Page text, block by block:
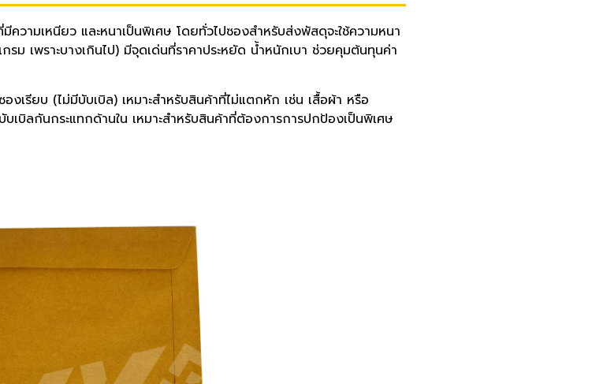
วามเหนียว และหนาเป็นพิเศษ โดยทั่วไปซองสำหรับส่งพัสดุจะใช้ความหนา
ม เพราะบางเกินไป) มีจุดเด่นที่ราคาประหยัด น้ำหนักเบา ช่วยคุมต้นทุนค่า
เรียบ (ไม่มีบับเบิล) เหมาะสำหรับสินค้าที่ไม่แตกหัก เช่น เสื้อผ้า หรือ
บิลกันกระแทกด้านใน เหมาะสำหรับสินค้าที่ต้องการการปกป้องเป็นพิเศษ